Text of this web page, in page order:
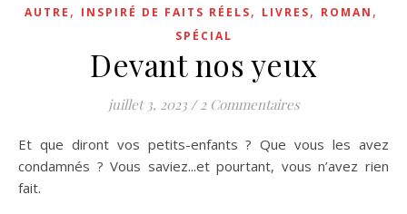
AUTRE , INSPIRÉ DE FAITS RÉELS, LIVRES, ROMAN ,
SPÉCIAL
Devant nos yeux
juillet 3, 2023 / 2 Commentaires
Et que diront vos petits-enfants ? Que vous les avez
condamnés ? Vous saviez...et pourtant, vous n’avez rien
fait.